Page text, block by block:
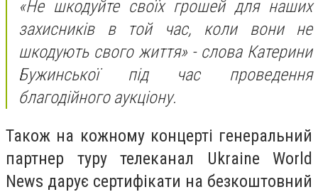
«Не шкодуйте своїх грошей для наших
захисників в той час, коли вони не
шкодують свого життя» - слова Катерини
Бужинської під час проведення
благодійного аукціону.
Також на кожному концерті генеральний
партнер туру телеканал Ukraine World
News дарує сертифікати на безкоштовний